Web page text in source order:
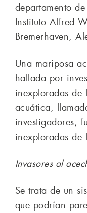
departamento
Instituto Alfred
Bremerhaven,
Una mariposa
hallada por
inexploradas de
acuática,
investigadores,
inexploradas de
Invasores al
Se trata de un
que podrían